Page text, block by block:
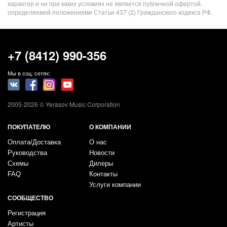
характер и ни при каких условиях не является публичной офертой,
определяемой положениями Статьи 437 (2) Гражданского кодекса РФ.
+7 (8412) 990-356
Мы в соц. сетях:
2005-2026 © Yerasov Music Corporation
ПОКУПАТЕЛЮ
Оплата/Доставка
Руководства
Схемы
FAQ
О КОМПАНИИ
О нас
Новости
Дилеры
Контакты
Услуги компании
СООБЩЕСТВО
Регистрация
Артисты